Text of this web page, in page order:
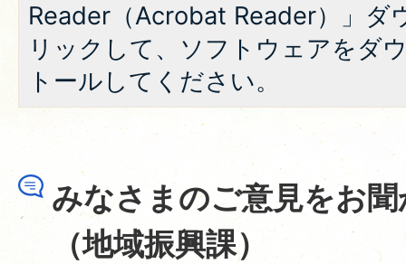
Reader（Acrobat Reader）」ダ
リックして、ソフトウェアをダ
トールしてください。
みなさまのご意見をお
（地域振興課）